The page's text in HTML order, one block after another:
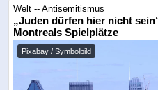
Welt -- Antisemitismus
„Juden dürfen hier nicht
Montreals Spielplätze
Pixabay / Symbolbild